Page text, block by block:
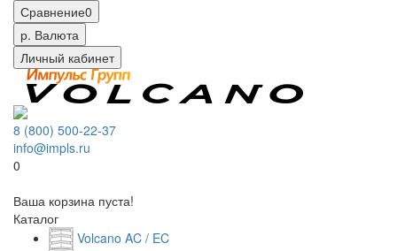
Сравнение0
р. Валюта
Личный кабинет
8 (800) 500-22-37
info@impls.ru
0
Ваша корзина пуста!
Каталог
Volcano AC / EC